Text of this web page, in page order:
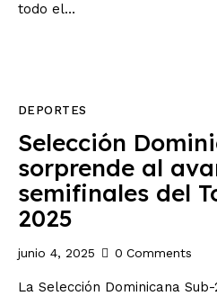
todo el…
DEPORTES
Selección
sorprende al
semifinales del
2025
junio 4, 2025 0 Comments
La Selección Dominicana